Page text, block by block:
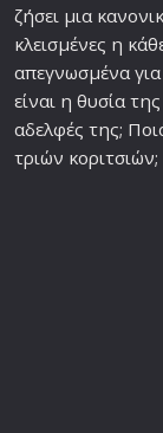
ζήσει μια
κλεισμένες η
απεγνωσμένα για
είναι η θυσία
αδελφές της;
τριών κοριτσιών;